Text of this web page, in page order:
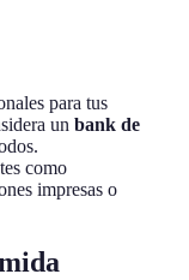
para tus
un bank de
como
impresas o